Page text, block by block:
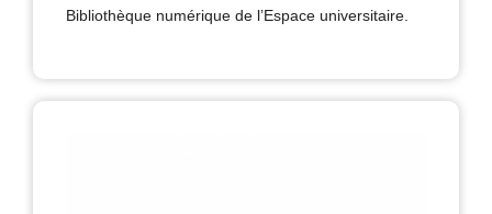
Bibliothèque numérique de l’Espace universitaire.